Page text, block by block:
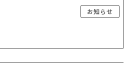
お知らせ